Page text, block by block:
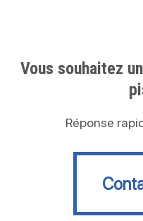
Vous souhaitez
Réponse
Contactez nous